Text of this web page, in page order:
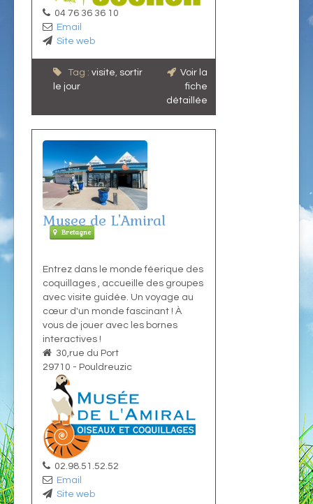
04 76 36 36 10
Email
Site web
Tag : visite, sortir
le jour
Voir la
fiche
détaillée
Musee de L'Amiral
Bretagne
Entrez dans le monde féerique des
coquillages , accueille des groupes
avec visite guidée. Un voyage au
cœur d'un monde fascinant ! À
vous de jouer avec les bornes
interactives !
30,rue du Port
29710 - Pouldreuzic
02.98.51.52.52
Email
Site web